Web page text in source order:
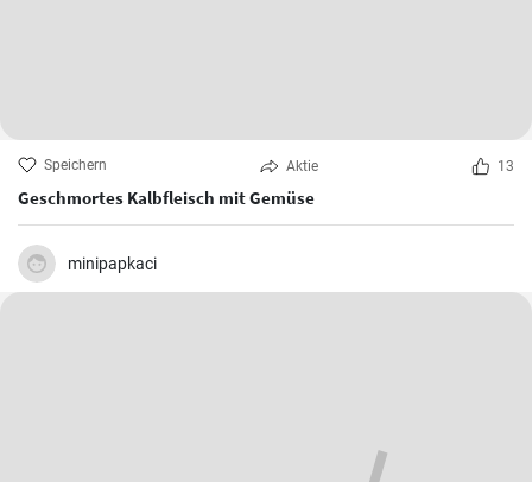
Speichern Aktie 13
Geschmortes Kalbfleisch mit Gemüse
minipapkaci